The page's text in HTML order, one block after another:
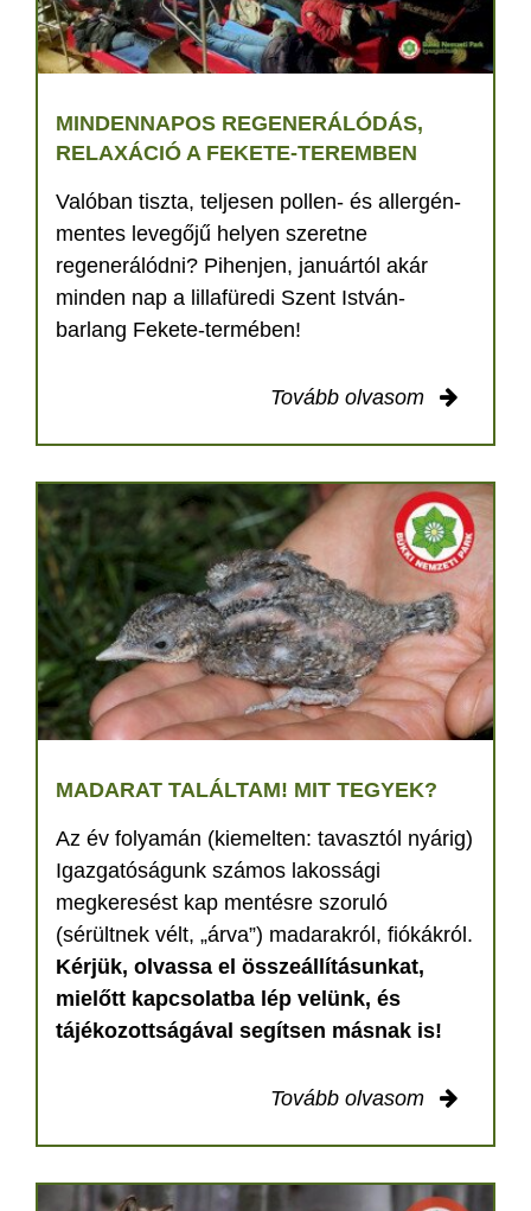
MINDENNAPOS REGENERÁLÓDÁS,
RELAXÁCIÓ A FEKETE-TEREMBEN
Valóban tiszta, teljesen pollen- és allergén-
mentes levegőjű helyen szeretne
regenerálódni? Pihenjen, januártól akár
minden nap a lillafüredi Szent István-
barlang Fekete-termében!
Tovább olvasom
MADARAT TALÁLTAM! MIT TEGYEK?
Az év folyamán (kiemelten: tavasztól nyárig)
Igazgatóságunk számos lakossági
megkeresést kap mentésre szoruló
(sérültnek vélt, „árva”) madarakról, fiókákról.
Kérjük, olvassa el összeállításunkat,
mielőtt kapcsolatba lép velünk, és
tájékozottságával segítsen másnak is!
Tovább olvasom